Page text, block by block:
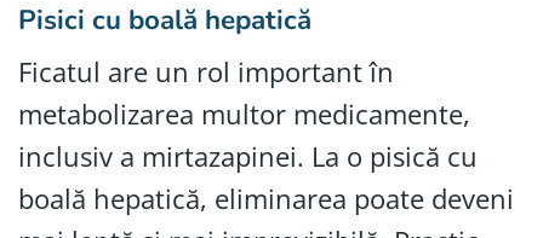
Pisici cu boală hepatică
Ficatul are un rol important în
metabolizarea multor medicamente,
inclusiv a mirtazapinei. La o pisică cu
boală hepatică, eliminarea poate deveni